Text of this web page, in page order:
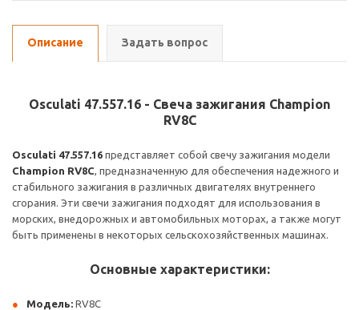
Описание Задать вопрос
Osculati 47.557.16 - Свеча зажигания Champion
RV8C
Osculati 47.557.16 представляет собой свечу зажигания модели
Champion RV8C, предназначенную для обеспечения надежного и
стабильного зажигания в различных двигателях внутреннего
сгорания. Эти свечи зажигания подходят для использования в
морских, внедорожных и автомобильных моторах, а также могут
быть применены в некоторых сельскохозяйственных машинах.
Основные характеристики:
Модель: RV8C